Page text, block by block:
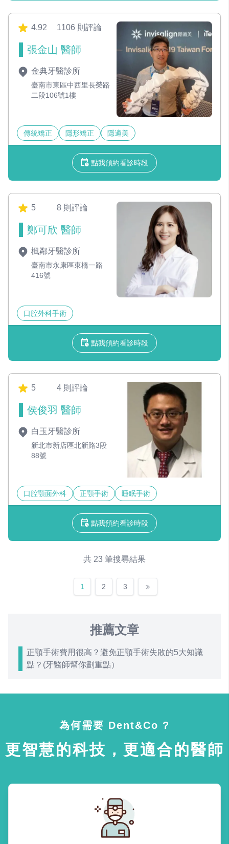
4.92 1106 則評論
張金山 醫師
金典牙醫診所
臺南市東區中西里長榮路
二段106號1樓
傳統矯正 隱形矯正 隱適美
點我預約看診時段
5 8 則評論
鄭可欣 醫師
楓鄰牙醫診所
臺南市永康區東橋一路
416號
口腔外科手術
點我預約看診時段
5 4 則評論
侯俊羽 醫師
白玉牙醫診所
新北市新店區北新路3段
88號
口腔顎面外科 正顎手術 睡眠手術
點我預約看診時段
共 23 筆搜尋結果
1 2 3
推薦文章
正顎手術費用很高？避免正顎手術失敗的5大知識
點？(牙醫師幫你劃重點）
為何需要 Dent&Co ?
更智慧的科技，更適合的醫師